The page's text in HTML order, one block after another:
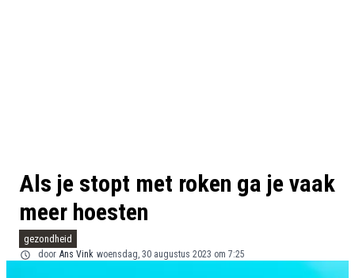
Als je stopt met roken ga je vaak
meer hoesten
gezondheid
door Ans Vink woensdag, 30 augustus 2023 om 7:25